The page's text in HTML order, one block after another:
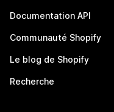
Documentation API
Communauté Shopify
Le blog de Shopify
Recherche